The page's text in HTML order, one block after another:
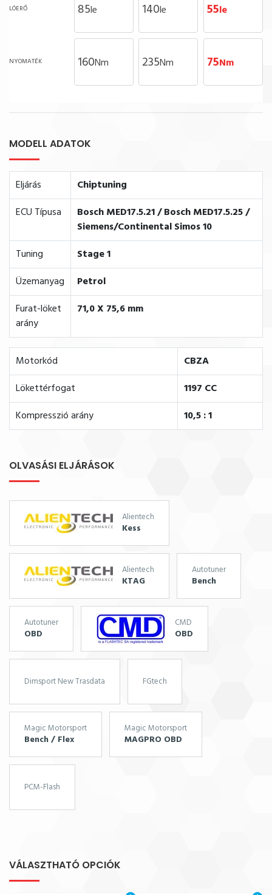
LÓERŐ 85le 140le 55le
NYOMATÉK 160Nm 235Nm 75Nm
MODELL ADATOK
Eljárás
Chiptuning
ECU Típusa
Bosch MED17.5.21 / Bosch MED17.5.25 /
Siemens/Continental Simos 10
Tuning
Stage 1
Üzemanyag
Petrol
Furat-löket
arány
71,0 X 75,6 mm
Motorkód
CBZA
Lökettérfogat
1197 CC
Kompresszió arány
10,5 : 1
OLVASÁSI ELJÁRÁSOK
Alientech
Kess
Alientech
KTAG
Autotuner
Bench
Autotuner
OBD
CMD
OBD
Dimsport New Trasdata FGtech
Magic Motorsport
Bench / Flex
Magic Motorsport
MAGPRO OBD
PCM-Flash
VÁLASZTHATÓ OPCIÓK